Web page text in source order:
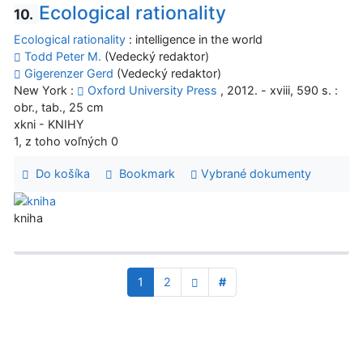
10. Ecological rationality
Ecological rationality : intelligence in the world
Todd Peter M. (Vedecký redaktor)
Gigerenzer Gerd (Vedecký redaktor)
New York :
Oxford University Press , 2012. - xviii, 590 s. :
obr., tab., 25 cm
xkni - KNIHY
1, z toho voľných 0
Do košíka Bookmark Vybrané dokumenty
kniha
1 2 #